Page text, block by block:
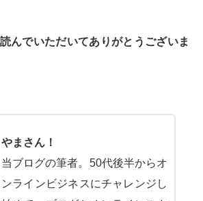
んでいただいてありがとうございま
やまさん！
当ブログの筆者。50代後半からオ
ンラインビジネスにチャレンジし